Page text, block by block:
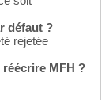
défaut ?
rejetée
MFH ?